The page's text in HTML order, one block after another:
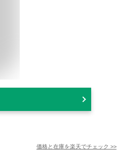
価格と在庫を楽天でチェック >>